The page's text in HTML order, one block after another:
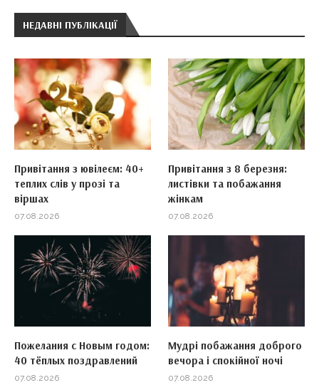
НЕДАВНІ ПУБЛІКАЦІЇ
Привітання з ювілеєм: 40+
теплих слів у прозі та
віршах
07.08.2026
Привітання з 8 березня:
листівки та побажання
жінкам
07.08.2026
Пожелания с Новым годом:
40 тёплых поздравлений
07.08.2026
Мудрі побажання доброго
вечора і спокійної ночі
07.08.2026